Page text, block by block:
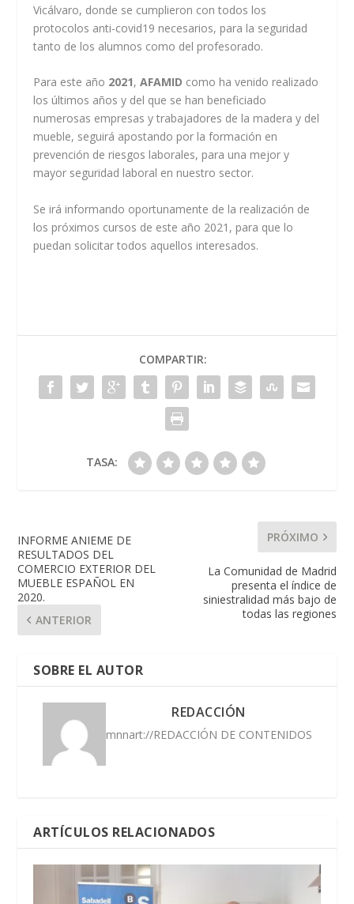
Vicálvaro, donde se cumplieron con todos los
protocolos anti-covid19 necesarios, para la seguridad
tanto de los alumnos como del profesorado.
Para este año 2021,AFAMID como ha venido realizado
los últimos años y del que se han beneficiado
numerosas empresas y trabajadores de la madera y del
mueble, seguirá apostando por la formación en
prevención de riesgos laborales, para una mejor y
mayor seguridad laboral en nuestro sector.
Se irá informando oportunamente de la realización de
los próximos cursos de este año 2021, para que lo
puedan solicitar todos aquellos interesados.
COMPARTIR:
TASA:
INFORME ANIEME DE
RESULTADOS DEL
COMERCIO EXTERIOR DEL
MUEBLE ESPAÑOL EN
2020.
ANTERIOR
PRÓXIMO
La Comunidad de Madrid
presenta el índice de
siniestralidad más bajo de
todas las regiones
SOBRE EL AUTOR
REDACCIÓN
mnnart://REDACCIÓN DE CONTENIDOS
ARTÍCULOS RELACIONADOS